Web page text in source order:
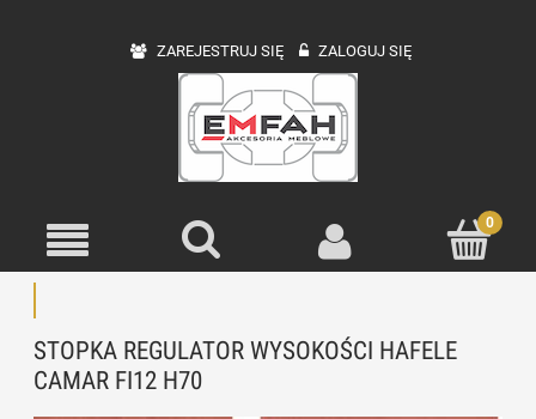
ZAREJESTRUJ SIĘ ZALOGUJ SIĘ
STOPKA REGULATOR WYSOKOŚCI HAFELE
CAMAR FI12 H70